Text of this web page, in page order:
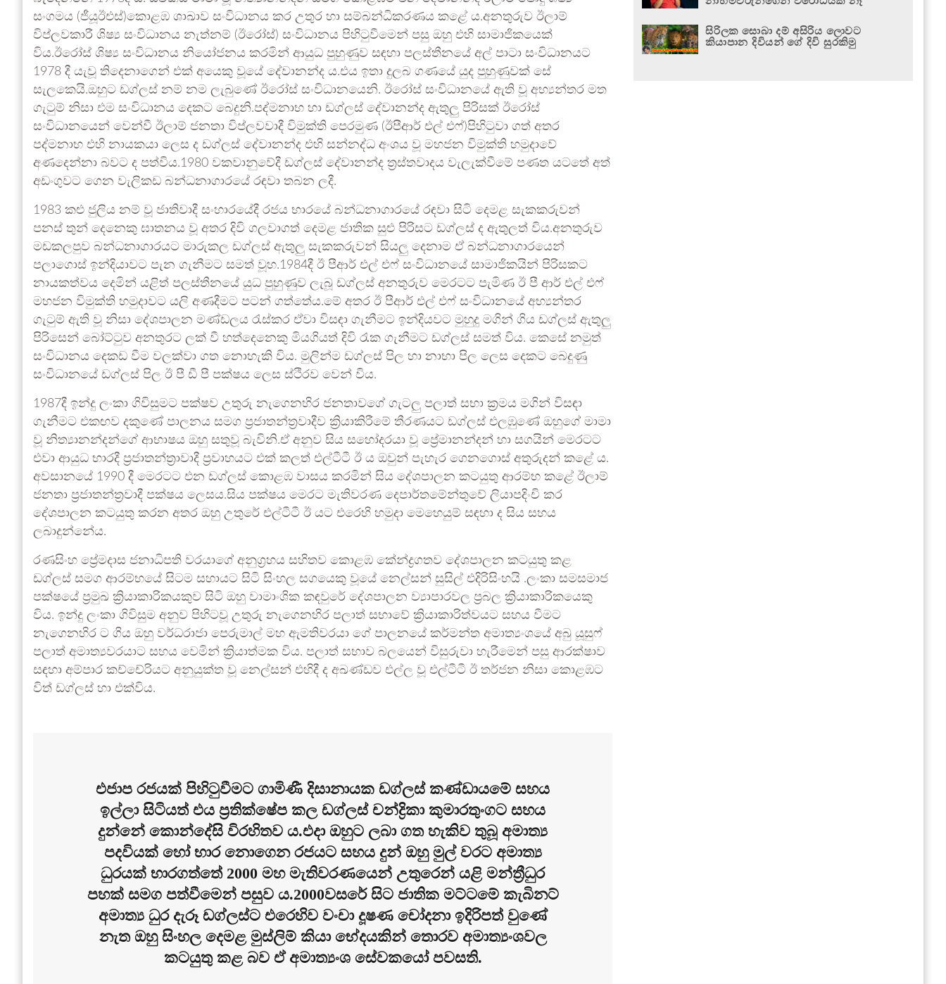
සංගමය (ජීයූඊඑස්)කොළඹ ශාඛාව සංවිධානය කර උතුර හා සම්බන්ධිකරණය කළේ ය.අනතුරුව ඊලාම්
විප්ලවකාරී ශිෂ්‍ය සංවිධානය නැත්නම් (ඊරෝස්) සංවිධානය පිහිටුවීමෙන් පසු ඔහු එහි සාමාජිකයෙක්
විය.ඊරෝස් ශිෂ්‍ය සංවිධානය නියෝජනය කරමින් ආයුධ පුහුණුව සඳහා පලස්තීනයේ අල් පාටා සංවිධානයට
1978 දී යැවූ තිදෙනාගෙන් එක් අයෙකු වූයේ දේවානන්ද ය.එය ඉතා දුලබ ගණයේ යුද පුහුණුවක් සේ
සැලකෙයි.ඔහුට ඩග්ලස් නම් නම ලැබුණේ ඊරෝස් සංවිධානයෙනි. ඊරෝස් සංවිධානයේ ඇති වූ අභ්‍යන්තර මත
ගැටුම් නිසා එම සංවිධානය දෙකට බෙදුනි.පද්මනාභ හා ඩග්ලස් දේවානන්ද ඇතුලු පිරිසක් ඊරෝස්
සංවිධානයෙන් වෙන්වී ඊලාම් ජනතා විප්ලවවාදී විමුක්ති පෙරමුණ (ඊපීආර් එල් එෆ්)පිහිටුවා ගත් අතර
පද්මනාභ එහි නායකයා ලෙස ද ඩග්ලස් දේවානන්ද එහි සන්නද්ධ අංශය වූ මහජන විමුක්ති හමුදාවේ
අණදෙන්නා බවට ද පත්විය.1980 වකවානුවේදී ඩග්ලස් දේවානන්ද ත්‍රස්‍තවාදය වැලැක්වීමේ පණත යටතේ අත්
අඩංගුවට ගෙන වැලිකඩ බන්ධනාගාරයේ රඳවා තබන ලදී.
1983 කළු ජුලිය නම් වූ ජාතිවාදී සංහාරයේදී රජය භාරයේ බන්ධනාගාරයේ රඳවා සිටි දෙමළ සැකකරුවන්
පනස් තුන් දෙනෙකු ඝාතනය වූ අතර දිවි ගලවාගත් දෙමළ ජාතික සුළු පිරිසට ඩග්ලස් ද ඇතුලත් විය.අනතුරුව
මඩකලපුව බන්ධනාගාරයට මාරුකල ඩග්ලස් ඇතුලු සැකකරුවන් සියලු දෙනාම ඒ බන්ධනාගාරයෙන්
පලාගොස් ඉන්දියාවට පැන ගැනීමට සමත් වූහ.1984දී ඊ පීආර් එල් එෆ් සංවිධානයේ සාමාජිකයින් පිරිසකට
නායකත්වය දෙමින් යළිත් පලස්තීනයේ යුධ පුහුණුව ලැබූ ඩග්ලස් අනතුරුව මෙරටට පැමිණ ඊ පී ආර් එල් එෆ්
මහජන විමුක්ති හමුදාවට යලි අණදීමට පටන් ගත්තේය.මේ අතර ඊ පීආර් එල් එෆ් සංවිධානයේ අභ්‍යන්තර
ගැටුම් ඇති වූ නිසා දේශපාලන මණ්ඩලය රැස්කර ඒවා විසඳා ගැනීමට ඉන්දියවට මුහුදු මගින් ගිය ඩග්ලස් ඇතුලු
පිරිසෙන් බෝට්ටුව අනතුරට ලක් වී හත්දෙනෙකු මියගියත් දිවි රැක ගැනීමට ඩග්ලස් සමත් විය. කෙසේ නමුත්
සංවිධානය දෙකඩ වීම වලක්වා ගත නොහැකි විය. මුලින්ම ඩග්ලස් පිල හා නාභා පිල ලෙස දෙකට බෙදුණු
සංවිධානයේ ඩග්ලස් පිල ඊ පී ඩී පී පක්ෂය ලෙස ස්ථිරව වෙන් විය.
1987දී ඉන්දු ලංකා ගිවිසුමට පක්ෂව උතුරු නැගෙනහිර ජනතාවගේ ගැටලු පලාත් සභා ක්‍රමය මගින් විසඳා
ගැනීමට එකඟව දකුණේ පාලනය සමග ප්‍රජාතන්ත්‍රවාදීව ක්‍රියාකිරීමේ තීරණයට ඩග්ලස් එලඹුණේ ඔහුගේ මාමා
වූ නිත්‍යානන්දන්ගේ ආභාෂය ඔහු සතුවූ බැවිනි.ඒ අනුව සිය සහෝදරයා වූ ප්‍රේමානන්දන් හා සගයින් මෙරටට
එවා ආයුධ භාරදී ප්‍රජාතන්ත්‍රාවාදී ප්‍රවාහයට එක් කලත් එල්ටීටී ඊ ය ඔවුන් පැහැර ගෙනගොස් අතුරුදන් කළේ ය.
අවසානයේ 1990 දී මෙරටට එන ඩග්ලස් කොළඹ වාසය කරමින් සිය දේශපාලන කටයුතු ආරම්භ කළේ ඊලාම්
ජනතා ප්‍රජාතන්ත්‍රවාදී පක්ෂය ලෙසය.සිය පක්ෂය මෙරට මැතිවරණ දෙපාර්තමේන්තුවේ ලියාපදිංචි කර
දේශපාලන කටයුතු කරන අතර ඔහු උතුරේ එල්ටීටී ඊ යට එරෙහි හමුදා මෙහෙයුම් සඳහා ද සිය සහය
ලබාදුන්නේය.
රණසිංහ ප්‍රේමදාස ජනාධිපති වරයාගේ අනුග්‍රහය සහිතව කොළඹ කේන්ද්‍රගතව දේශපාලන කටයුතු කළ
ඩග්ලස් සමග ආරම්භයේ සිටම සහායට සිටි සිංහල සගයෙකු වූයේ නෙල්සන් සුසිල් එදිරිසිංහයි .ලංකා සමසමාජ
පක්ෂයේ ප්‍රමුඛ ක්‍රියාකාරිකයකුව සිටි ඔහු වාමාංශික කඳවුරේ දේශපාලන ව්‍යාපාරවල ප්‍රබල ක්‍රියාකාරිකයෙකු
විය. ඉන්දු ලංකා ගිවිසුම අනුව පිහිටවූ උතුරු නැගෙනහිර පලාත් සභාවේ ක්‍රියාකාරිත්වයට සහය වීමට
නැගෙනහිර ට ගිය ඔහු වර්ධරාජා පෙරුමාල් මහ ඇමතිවරයා ගේ පාලනයේ කර්මන්‍ත අමාත්‍යංශයේ අබු යූසුෆ්
පලාත් අමාත්‍යවරයාට සහය වෙමින් ක්‍රියාත්මක විය. පලාත් සභාව බලයෙන් විසුරුවා හැරීමෙන් පසු ආරක්ෂාව
සඳහා අම්පාර කච්චේරියට අනුයුක්ත වූ නෙල්සන් එහිදී ද අඛණ්ඩව එල්ල වූ එල්ටීටී ඊ තර්ජන නිසා කොළඹට
විත් ඩග්ලස් හා එක්විය.
එජාප රජයක් පිහිටුවීමට ගාමිණී දිසානායක ඩග්ලස් කණ්ඩායමේ සහය
ඉල්ලා සිටියත් එය ප්‍රතික්ෂේප කල ඩග්ලස් චන්ද්‍රිකා කුමාරතුංගට සහය
දුන්නේ කොන්දේසි විරහිතව ය.එදා ඔහුට ලබා ගත හැකිව තුබූ අමාත්‍ය
පදවියක් හෝ භාර නොගෙන රජයට සහය දුන් ඔහු මුල් වරට අමාත්‍ය
ධුරයක් භාරගත්තේ 2000 මහ මැතිවරණයෙන් උතුරෙන් යළි මන්ත්‍රීධුර
පහක් සමග පත්වීමෙන් පසුව ය.2000වසරේ සිට ජාතික මට්ටමේ කැබිනට්
අමාත්‍ය ධුර දැරූ ඩග්ලස්ට එරෙහිව වංචා දූෂණ චෝදනා ඉදිරිපත් වුණේ
නැත ඔහු සිංහල දෙමළ මුස්ලිම් කියා භේදයකින් තොරව අමාත්‍යංශවල
කටයුතු කළ බව ඒ අමාත්‍යංශ සේවකයෝ පවසති.
සිරිලක සොබා දම් අසිරිය ලොවට
කියාපාන දිවියන් ගේ දිවි සුරකිමු